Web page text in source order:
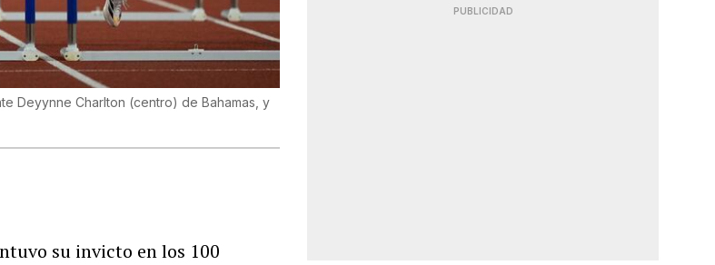
Deyynne Charlton (centro) de Bahamas, y
su invicto en los 100
PUBLICIDAD